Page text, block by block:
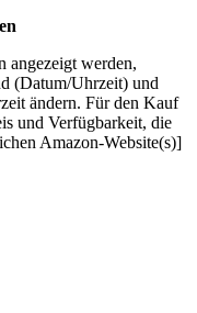
angezeigt werden,
(Datum/Uhrzeit) und
ändern. Für den Kauf
und Verfügbarkeit, die
Amazon-Website(s)]